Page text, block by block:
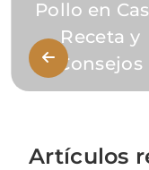
Pollo en
Receta y
Consejos
Artículos